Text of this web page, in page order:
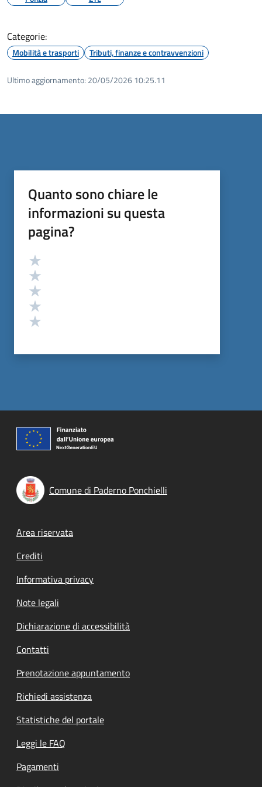
Categorie:
Mobilità e trasporti Tributi, finanze e contravvenzioni
Ultimo aggiornamento: 20/05/2026 10:25.11
Quanto sono chiare le
informazioni su questa
pagina?
Valutazione
Comune di Paderno Ponchielli
Footer menu
Area riservata
Crediti
Informativa privacy
Note legali
Dichiarazione di accessibilità
Contatti
Prenotazione appuntamento
Richiedi assistenza
Statistiche del portale
Leggi le FAQ
Pagamenti